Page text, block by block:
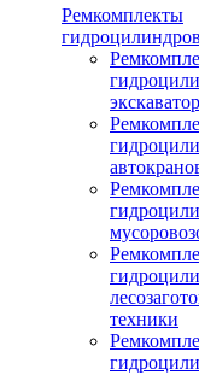
Ремкомплекты
гидроцилиндров
техники